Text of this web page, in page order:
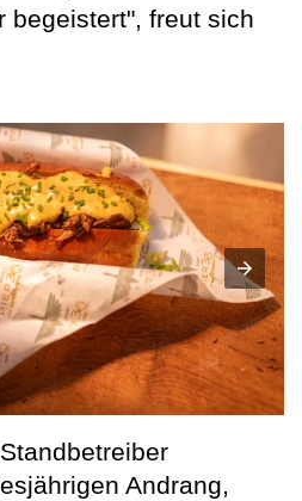
begeistert", freut sich
Andrang,